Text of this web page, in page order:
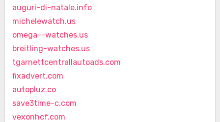
auguri-di-natale.info
michelewatch.us
omega--watches.us
breitling-watches.us
tgarnettcentrallautoads.com
fixadvert.com
autopluz.co
save3time-c.com
vexonhcf.com